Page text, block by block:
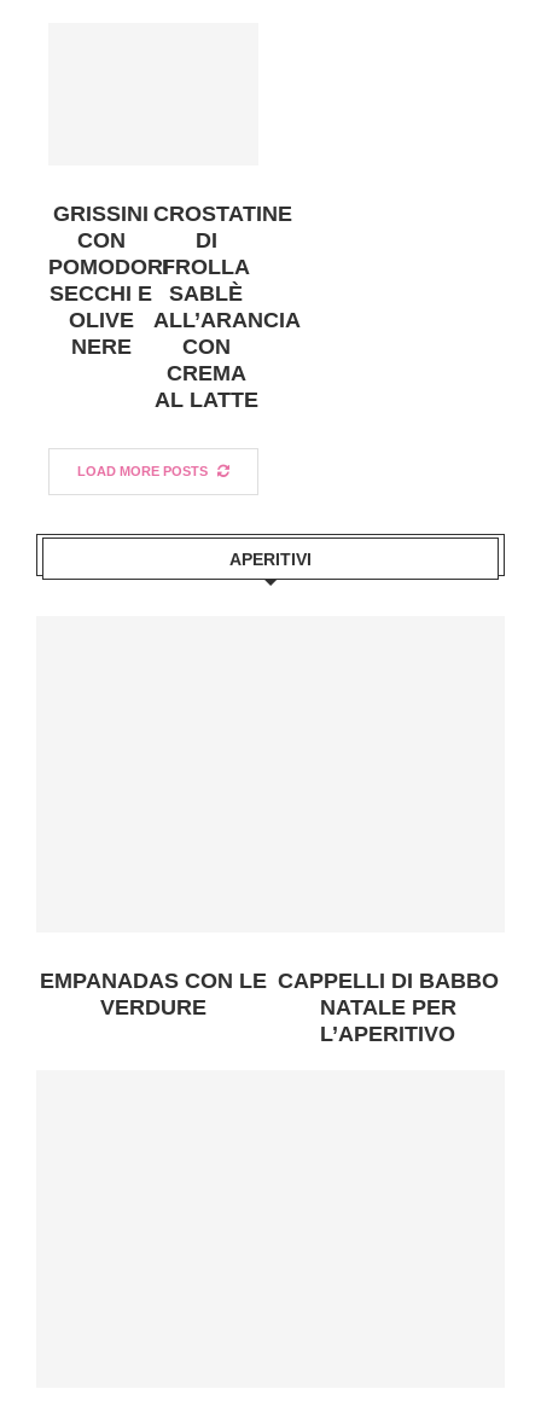
GRISSINI
CON
POMODORI
SECCHI E
OLIVE
NERE
CROSTATINE
DI
FROLLA
SABLÈ
ALL’ARANCIA
CON
CREMA
AL LATTE
LOAD MORE POSTS
APERITIVI
EMPANADAS CON LE
VERDURE
CAPPELLI DI BABBO
NATALE PER
L’APERITIVO